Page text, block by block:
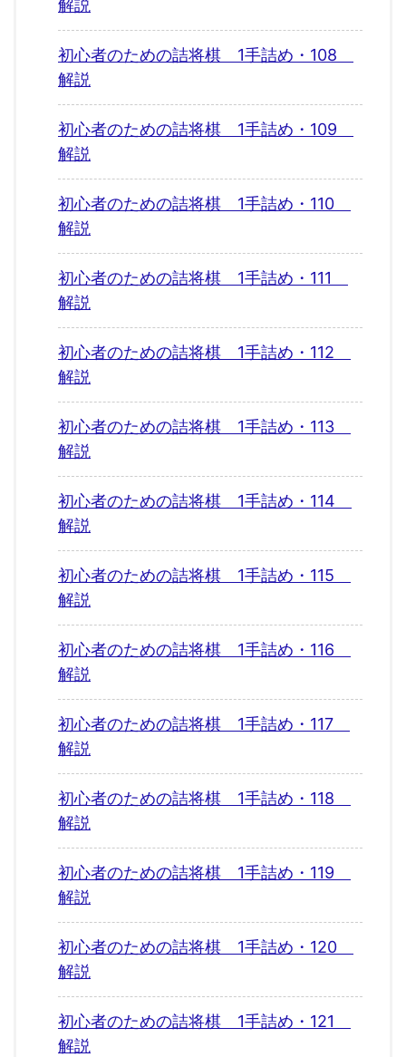
解説
初心者のための詰将棋 1手詰め・108
解説
初心者のための詰将棋 1手詰め・109
解説
初心者のための詰将棋 1手詰め・110
解説
初心者のための詰将棋 1手詰め・111
解説
初心者のための詰将棋 1手詰め・112
解説
初心者のための詰将棋 1手詰め・113
解説
初心者のための詰将棋 1手詰め・114
解説
初心者のための詰将棋 1手詰め・115
解説
初心者のための詰将棋 1手詰め・116
解説
初心者のための詰将棋 1手詰め・117
解説
初心者のための詰将棋 1手詰め・118
解説
初心者のための詰将棋 1手詰め・119
解説
初心者のための詰将棋 1手詰め・120
解説
初心者のための詰将棋 1手詰め・121
解説